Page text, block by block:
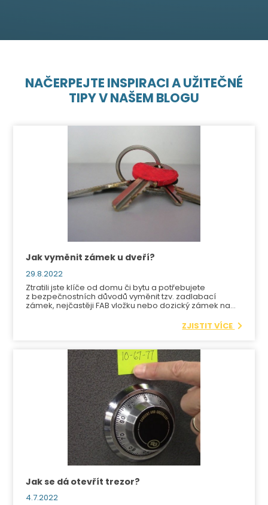
NAČERPEJTE INSPIRACI A UŽITEČNÉ
TIPY V NAŠEM BLOGU
Jak vyměnit zámek u dveří?
29.8.2022
Ztratili jste klíče od domu či bytu a potřebujete
z bezpečnostních důvodů vyměnit tzv. zadlabací
zámek, nejčastěji FAB vložku nebo dozický zámek na
bezpečnostní zámek, jednoduše ho vyměníte sami.
ZJISTIT VÍCE
Jak se dá otevřít trezor?
4.7.2022